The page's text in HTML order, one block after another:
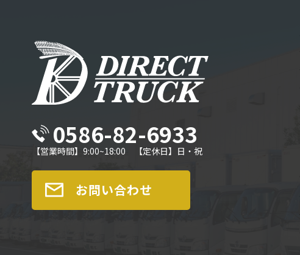
0586-82-6933
【営業時間】9:00~18:00 【定休日】日・祝
お問い合わせ